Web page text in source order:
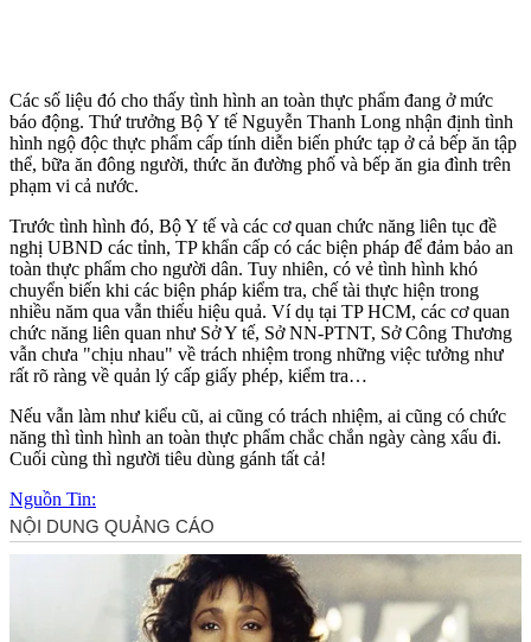
Các số liệu đó cho thấy tình hình an toàn thực phẩm đang ở mức
báo động. Thứ trưởng Bộ Y tế Nguyễn Thanh Long nhận định tình
hình ngộ độc thực phẩm cấp tính diễn biến phức tạp ở cả bếp ăn tập
thể, bữa ăn đông người, thức ăn đường phố và bếp ăn gia đình trên
phạm vi cả nước.
Trước tình hình đó, Bộ Y tế và các cơ quan chức năng liên tục đề
nghị UBND các tỉnh, TP khẩn cấp có các biện pháp để đảm bảo an
toàn thực phẩm cho người dân. Tuy nhiên, có vẻ tình hình khó
chuyển biến khi các biện pháp kiểm tra, chế tài thực hiện trong
nhiều năm qua vẫn thiếu hiệu quả. Ví dụ tại TP HCM, các cơ quan
chức năng liên quan như Sở Y tế, Sở NN-PTNT, Sở Công Thương
vẫn chưa "chịu nhau" về trách nhiệm trong những việc tưởng như
rất rõ ràng về quản lý cấp giấy phép, kiểm tra…
Nếu vẫn làm như kiểu cũ, ai cũng có trách nhiệm, ai cũng có chức
năng thì tình hình an toàn thực phẩm chắc chắn ngày càng xấu đi.
Cuối cùng thì người tiêu dùng gánh tất cả!
Nguồn Tin: